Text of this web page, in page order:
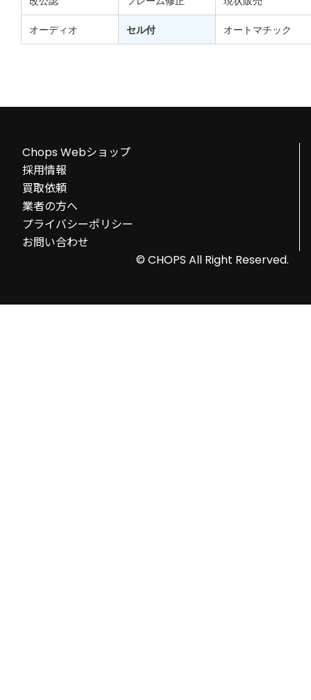
オーディオ セル付 オートマチック
Chops Webショップ
採用情報
買取依頼
業者の方へ
プライバシーポリシー
お問い合わせ
© CHOPS All Right Reserved.